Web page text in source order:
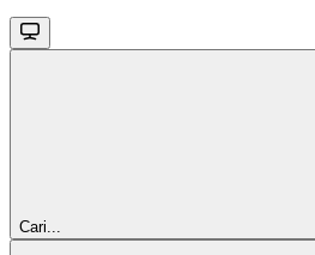
Cari...